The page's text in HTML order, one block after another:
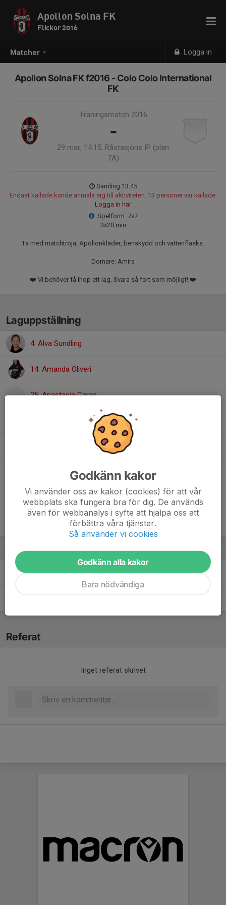
Matcher Logga in
Apollon Solna FK
Flickor 2016
Apollon Solna FK f2016 - Colo Colo International
FK
Träningsmatch 2016
-
29 mar, 14:15, Råstasjöns IP (plan
7A)
Samling 13:45
Endast kallade kunde anmäla sig till aktiviteten. 13 personer var kallade.
Logga in här
Spelform: 7v7
3x20 min
Ta med matchtröja, Apollonkläder, benskydd och vattenflaska.
Domare: Amira
❤️ Vi behöver få ihop ett lag. Svara så fort som möjligt! ❤️
Laguppställning
4. Alva Sundling
14. Amanda Oliveri
25. Anastasia Garas
5. Saga Westman
7. Sally Danell
23. Sree Mithra Mareesan
Ledare
Jenny Hernesten WestmanTränare
Referat
Inget referat skrivet
Godkänn kakor
Vi använder oss av kakor (cookies) för att vår
webbplats ska fungera bra för dig. De används
även för webbanalys i syfte att hjälpa oss att
förbättra våra tjänster.
Så använder vi cookies
Godkänn alla kakor
Bara nödvändiga